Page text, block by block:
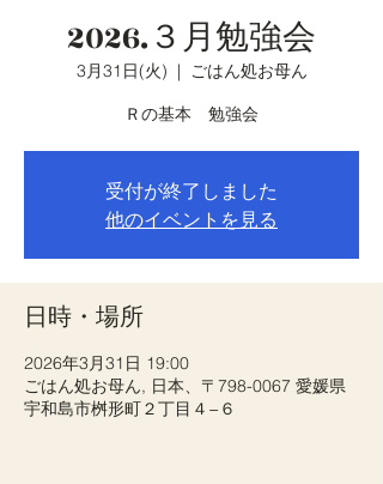
2026.３月勉強会
3月31日(火)
  |
ごはん処お母ん
Ｒの基本 勉強会
受付が終了しました
他のイベントを見る
日時・場所
2026年3月31日 19:00
ごはん処お母ん, 日本、〒798-0067 愛媛県
宇和島市桝形町２丁目４−６